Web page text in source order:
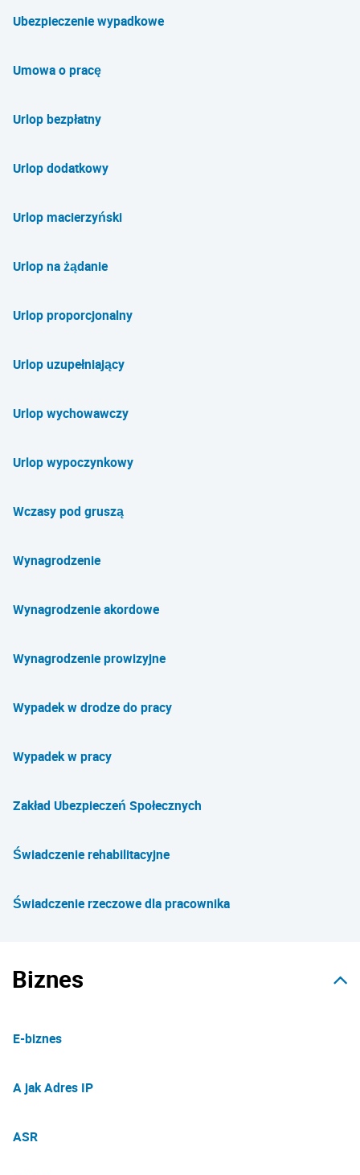
Ubezpieczenie wypadkowe
Umowa o pracę
Urlop bezpłatny
Urlop dodatkowy
Urlop macierzyński
Urlop na żądanie
Urlop proporcjonalny
Urlop uzupełniający
Urlop wychowawczy
Urlop wypoczynkowy
Wczasy pod gruszą
Wynagrodzenie
Wynagrodzenie akordowe
Wynagrodzenie prowizyjne
Wypadek w drodze do pracy
Wypadek w pracy
Zakład Ubezpieczeń Społecznych
Świadczenie rehabilitacyjne
Świadczenie rzeczowe dla pracownika
Biznes
E-biznes
A jak Adres IP
ASR